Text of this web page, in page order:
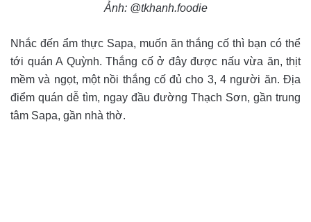
Ảnh: @tkhanh.foodie
Nhắc đến ẩm thực Sapa, muốn ăn thắng cố thì bạn có thể
tới quán A Quỳnh. Thắng cố ở đây được nấu vừa ăn, thịt
mềm và ngọt, một nồi thắng cố đủ cho 3, 4 người ăn. Địa
điểm quán dễ tìm, ngay đầu đường Thạch Sơn, gần trung
tâm Sapa, gần nhà thờ.